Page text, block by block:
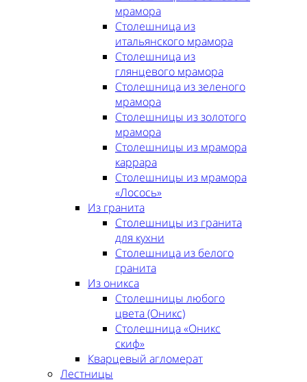
мрамора
Столешница из
итальянского мрамора
Столешница из
глянцевого мрамора
Столешница из зеленого
мрамора
Столешницы из золотого
мрамора
Столешницы из мрамора
каррара
Столешницы из мрамора
«Лосось»
Из гранита
Столешницы из гранита
для кухни
Столешница из белого
гранита
Из оникса
Столешницы любого
цвета (Оникс)
Столешница «Оникс
скиф»
Кварцевый агломерат
Лестницы